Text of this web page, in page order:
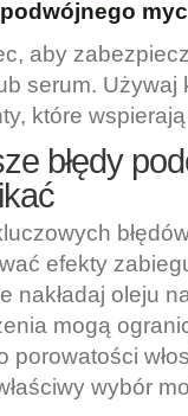
podwójnego
aby
serum.
które
błędy
efekty
nakładaj oleju
mogą
porowatości
wybór